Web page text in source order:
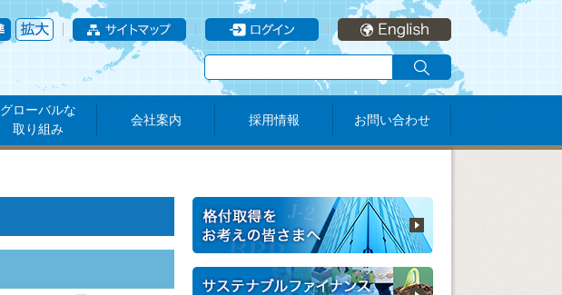
グローバルな
取り組み
会社案内 採用情報 お問い合わせ